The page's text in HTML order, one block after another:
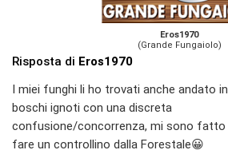
Eros1970
(Grande Fungaiolo)
Risposta di Eros1970
I miei funghi li ho trovati anche andato in
boschi ignoti con una discreta
confusione/concorrenza, mi sono fatto
fare un controllino dalla Forestale😀